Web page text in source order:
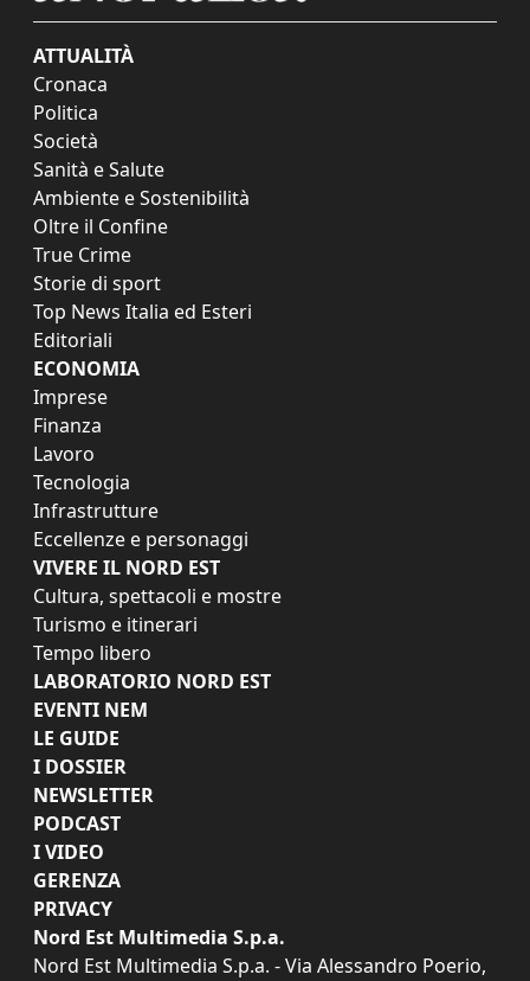
ATTUALITÀ
Cronaca
Politica
Società
Sanità e Salute
Ambiente e Sostenibilità
Oltre il Confine
True Crime
Storie di sport
Top News Italia ed Esteri
Editoriali
ECONOMIA
Imprese
Finanza
Lavoro
Tecnologia
Infrastrutture
Eccellenze e personaggi
VIVERE IL NORD EST
Cultura, spettacoli e mostre
Turismo e itinerari
Tempo libero
LABORATORIO NORD EST
EVENTI NEM
LE GUIDE
I DOSSIER
NEWSLETTER
PODCAST
I VIDEO
GERENZA
PRIVACY
Nord Est Multimedia S.p.a.
Nord Est Multimedia S.p.a. - Via Alessandro Poerio,